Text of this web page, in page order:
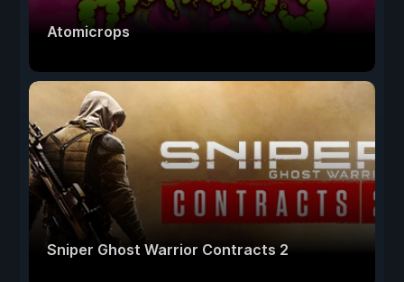
Atomicrops
Sniper Ghost Warrior Contracts 2